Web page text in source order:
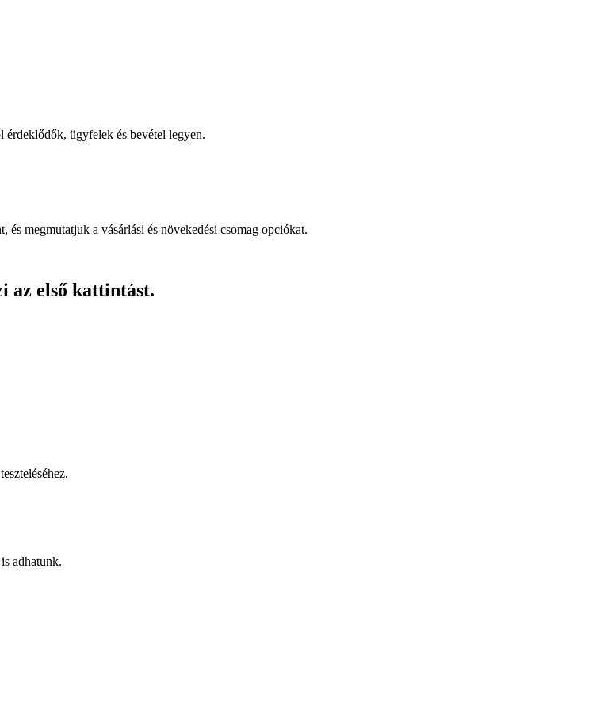
érdeklődők, ügyfelek és bevétel legyen.
megmutatjuk a vásárlási és növekedési csomag opciókat.
az első kattintást.
adhatunk.